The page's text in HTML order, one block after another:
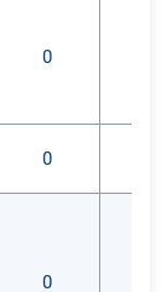
0
0
0